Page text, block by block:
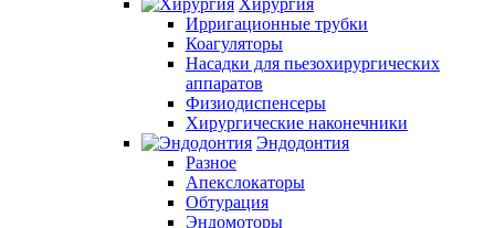
Хирургия
Ирригационные трубки
Коагуляторы
Насадки для пьезохирургических
аппаратов
Физиодиспенсеры
Хирургические наконечники
Эндодонтия
Разное
Апекслокаторы
Обтурация
Эндомоторы